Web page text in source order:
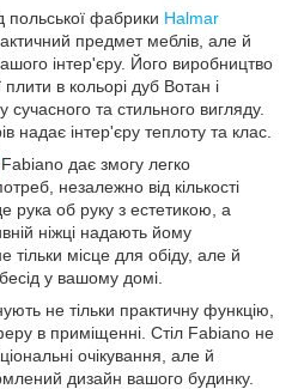
польської фабрики Halmar
предмет меблів, але й
інтер'єру. Його виробництво
плити в кольорі дуб Вотан і
та стильного вигляду.
надає інтер'єру теплоту та клас.
Fabiano дає змогу легко
незалежно від кількості
рука об руку з естетикою, а
ніжці надають йому
тільки місце для обіду, але й
у вашому домі.
не тільки практичну функцію,
в приміщенні. Стіл Fabiano не
очікування, але й
дизайн вашого будинку.